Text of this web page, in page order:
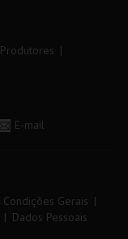
Produtores
E-mail
Condições Gerais
Dados Pessoais